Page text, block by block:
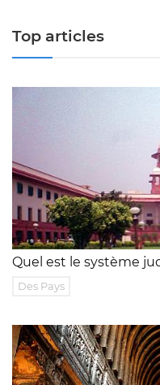
Top articles
Quel est le système
Des Pays